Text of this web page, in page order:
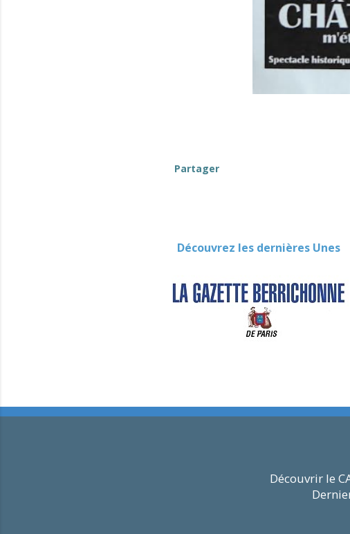
Partager
Découvrez les dernières Unes
Découvrir le